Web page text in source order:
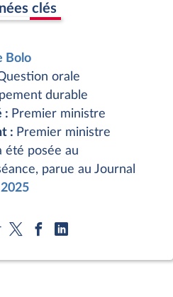
clés
Bolo
orale
durable
: Premier ministre
: Premier ministre
été posée au
parue au Journal